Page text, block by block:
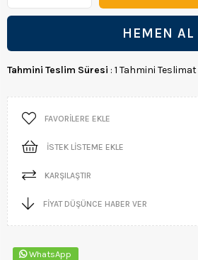
Tahmini Teslim Süresi : 1 Tahmini
FAVORILERE EKLE
İSTEK LISTEME EKLE
KARŞILAŞTIR
FIYAT DÜŞÜNCE HABER VER
WhatsApp